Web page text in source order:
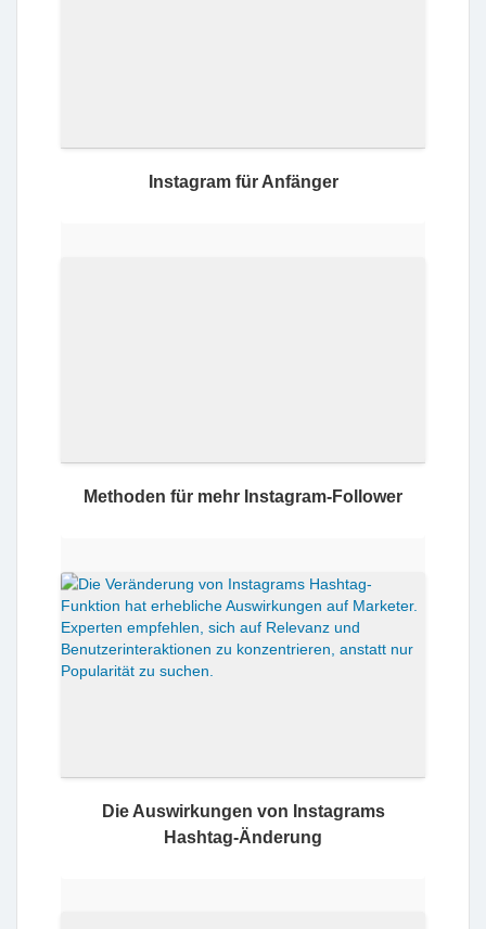
Instagram für Anfänger
Methoden für mehr Instagram-Follower
Die Auswirkungen von Instagrams
Hashtag-Änderung